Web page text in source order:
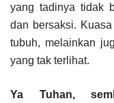
yang tadinya tidak
dan bersaksi.
tubuh, melainkan
yang tak terlihat.
Ya Tuhan,